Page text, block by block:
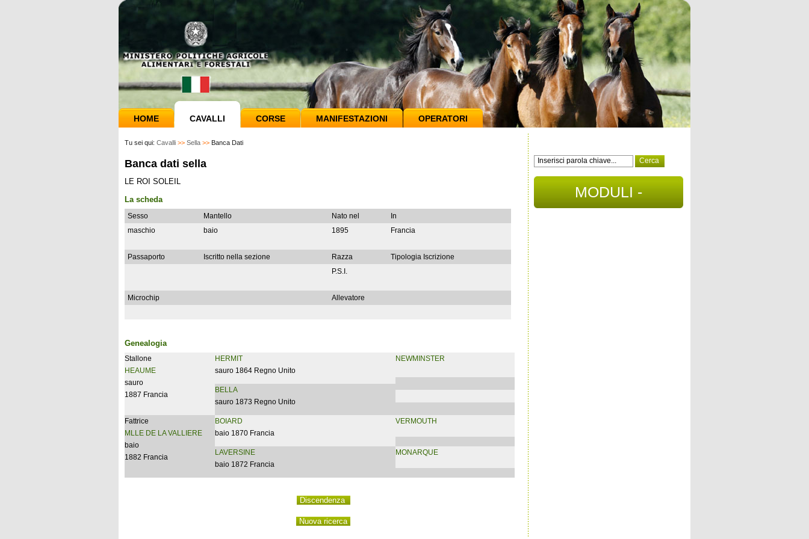
HOME CAVALLI CORSE MANIFESTAZIONI OPERATORI
Tu sei qui: Cavalli >> Sella >> Banca Dati
Banca dati sella
LE ROI SOLEIL
La scheda
Sesso Mantello Nato nel
In
maschio
baio 1895 Francia
Passaporto Iscritto nella sezione Razza
Tipologia Iscrizione
P.S.I.
Microchip Allevatore
Genealogia
Stallone
HEAUME
sauro
1887 Francia
HERMIT
sauro 1864 Regno Unito
BELLA
sauro 1873 Regno Unito
NEWMINSTER
Fattrice
MLLE DE LA VALLIERE
baio
1882 Francia
BOIARD
baio 1870 Francia
LAVERSINE
baio 1872 Francia
VERMOUTH
MONARQUE
MODULI -